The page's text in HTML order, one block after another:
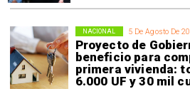
5 De Agosto De
Proyecto de
beneficio para
primera vivienda:
6.000 UF y 30 mil
NACIONAL